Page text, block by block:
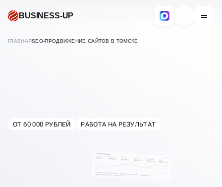
BUSINESS-UP
ГЛАВНАЯSEO-ПРОДВИЖЕНИЕ САЙТОВ В ТОМСКЕ
САЙТОВ
ОТ 60 000 РУБЛЕЙ РАБОТА НА РЕЗУЛЬТАТ